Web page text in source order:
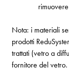
Nota: i materiali
prodotti
trattati (vetro a
fornitore del vetro.